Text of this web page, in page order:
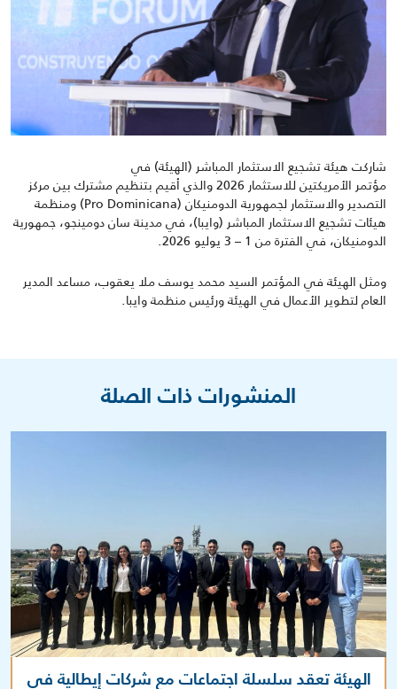
شاركت هيئة تشجيع الاستثمار المباشر (الهيئة) في
مؤتمر الأمريكتين للاستثمار
والذي أقيم بتنظيم مشترك بين مركز
التصدير والاستثمار لجمهورية الدومنيكان (Pro Dominicana) ومنظمة
هيئات تشجيع الاستثمار المباشر (وايبا)، في مدينة سان دومينجو، جمهورية
الدومنيكان، في الفترة من 1 – 3 يوليو 2026.
ومثل الهيئة في المؤتمر السيد محمد يوسف ملا يعقوب، مساعد المدير
العام لتطوير الأعمال في الهيئة ورئيس منظمة وايبا.
المنشورات ذات الصلة
الهيئة تعقد سلسلة اجتماعات مع شركات إيطالية في